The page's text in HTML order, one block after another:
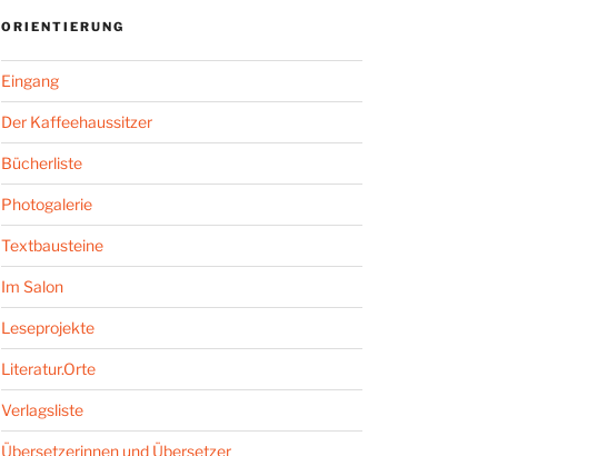
ORIENTIERUNG
Eingang
Der Kaffeehaussitzer
Bücherliste
Photogalerie
Textbausteine
Im Salon
Leseprojekte
Literatur.Orte
Verlagsliste
Übersetzerinnen und Übersetzer